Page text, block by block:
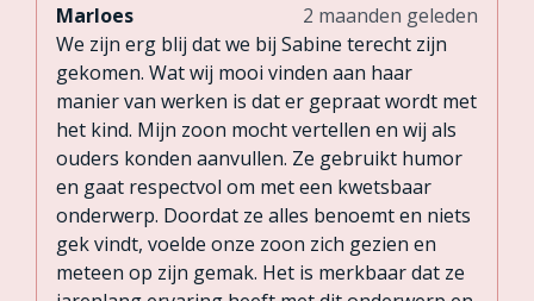
Marloes
2 maanden geleden
We zijn erg blij dat we bij Sabine terecht zijn
gekomen. Wat wij mooi vinden aan haar
manier van werken is dat er gepraat wordt met
het kind. Mijn zoon mocht vertellen en wij als
ouders konden aanvullen. Ze gebruikt humor
en gaat respectvol om met een kwetsbaar
onderwerp. Doordat ze alles benoemt en niets
gek vindt, voelde onze zoon zich gezien en
meteen op zijn gemak. Het is merkbaar dat ze